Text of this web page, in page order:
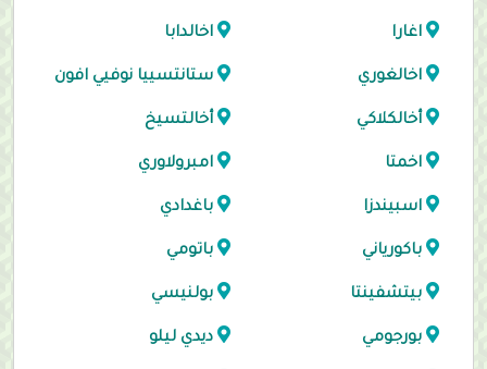
اغارا اخالدابا
اخالغوري ستانتسييا نوفيي افون
أخالكلاكي أخالتسيخ
اخمتا امبرولاوري
اسبيندزا باغدادي
باكورياني باتومي
بيتشفينتا بولنيسي
بورجومي ديدي ليلو